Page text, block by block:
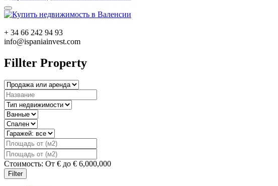
+ 34 66 242 94 93
info@ispaniainvest.com
Fillter Property
Стоимость: От € до € 6,000,000
Filter